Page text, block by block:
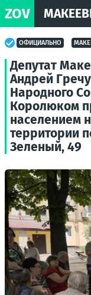
ZOV
ОФИЦИАЛЬНО
Депутат
Андрей
Народного
Королюком
населением
территории
Зеленый, 49